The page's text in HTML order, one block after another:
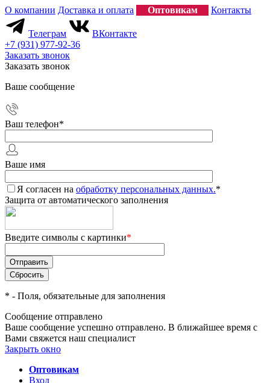
О компании Доставка и оплата Оптовикам Контакты
Телеграм
ВКонтакте
+7 (931) 977-92-36
Заказать звонок
Заказать звонок
Ваше сообщение
Ваш телефон*
Ваше имя
Я согласен на обработку персональных данных.*
Защита от автоматического заполнения
Введите символы с картинки*
* - Поля, обязательные для заполнения
Сообщение отправлено
Ваше сообщение успешно отправлено. В ближайшее время с
Вами свяжется наш специалист
Закрыть окно
Оптовикам
Вход